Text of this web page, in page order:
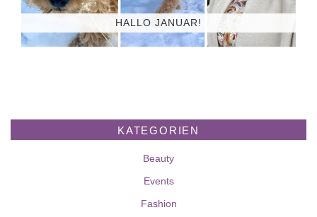
HALLO JANUAR!
KATEGORIEN
Beauty
Events
Fashion